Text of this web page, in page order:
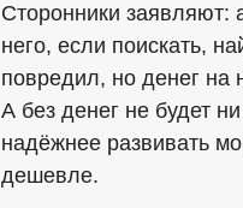
Сторонники заявляют:
него, если поискать,
повредил, но денег на
А без денег не будет
надёжнее развивать
дешевле.